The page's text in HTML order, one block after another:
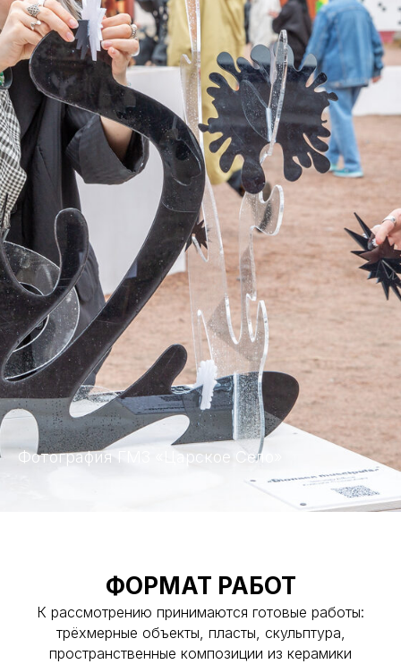
Фотография ГМЗ «Царское Село»
ФОРМАТ РАБОТ
К рассмотрению принимаются готовые работы:
трёхмерные объекты, пласты, скульптура,
пространственные композиции из керамики